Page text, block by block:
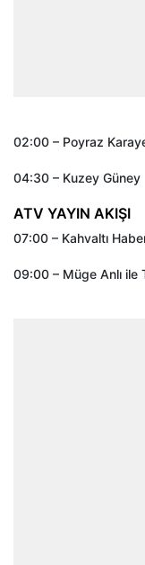
02:00 – Poyraz
04:30 – Kuzey Güney
ATV YAYIN AKIŞI
07:00 – Kahvaltı
09:00 – Müge Anlı ile